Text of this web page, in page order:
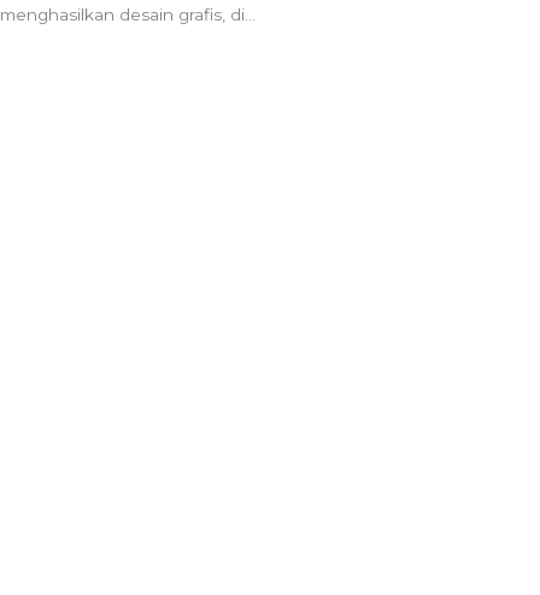
menghasilkan desain grafis, di...